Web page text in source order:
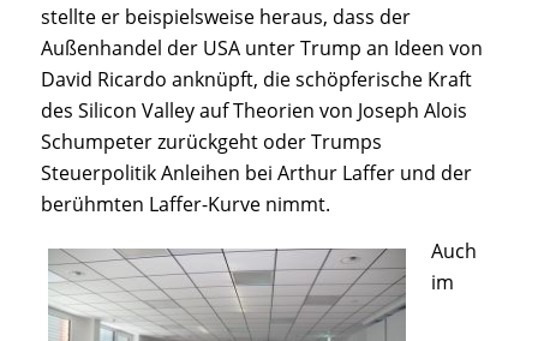
stellte er beispielsweise heraus, dass der
Außenhandel der USA unter Trump an Ideen von
David Ricardo anknüpft, die schöpferische Kraft
des Silicon Valley auf Theorien von Joseph Alois
Schumpeter zurückgeht oder Trumps
Steuerpolitik Anleihen bei Arthur Laffer und der
berühmten Laffer-Kurve nimmt.
Auch
im